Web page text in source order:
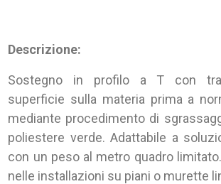
Descrizione:
Sostegno in profilo a T con
superficie sulla materia prima a
mediante procedimento di
poliestere verde. Adattabile a
con un peso al metro quadro
nelle installazioni su piani o murette